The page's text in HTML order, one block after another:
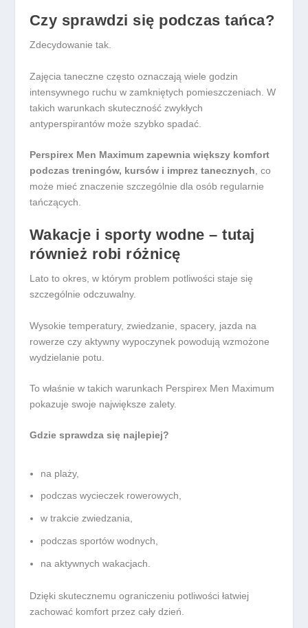
Czy sprawdzi się podczas tańca?
Zdecydowanie tak.
Zajęcia taneczne często oznaczają wiele godzin
intensywnego ruchu w zamkniętych pomieszczeniach. W
takich warunkach skuteczność zwykłych
antyperspirantów może szybko spadać.
Perspirex Men Maximum zapewnia większy komfort
podczas treningów, kursów i imprez tanecznych , co
może mieć znaczenie szczególnie dla osób regularnie
tańczących.
Wakacje i sporty wodne – tutaj
również robi różnicę
Lato to okres, w którym problem potliwości staje się
szczególnie odczuwalny.
Wysokie temperatury, zwiedzanie, spacery, jazda na
rowerze czy aktywny wypoczynek powodują wzmożone
wydzielanie potu.
To właśnie w takich warunkach Perspirex Men Maximum
pokazuje swoje największe zalety.
Gdzie sprawdza się najlepiej?
na plaży,
podczas wycieczek rowerowych,
w trakcie zwiedzania,
podczas sportów wodnych,
na aktywnych wakacjach.
Dzięki skutecznemu ograniczeniu potliwości łatwiej
zachować komfort przez cały dzień.